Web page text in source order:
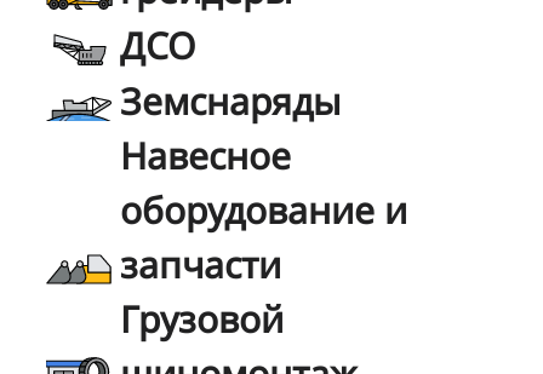
ДСО
Земснаряды
Навесное
оборудование и
запчасти
Грузовой